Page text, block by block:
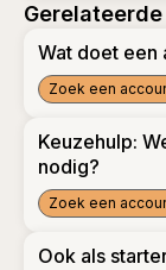
Wat doet een
Zoek een
Keuzehulp:
nodig?
Zoek een
Ook als